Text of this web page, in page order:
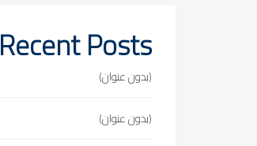
Recent Posts
(بدون عنوان)
(بدون عنوان)